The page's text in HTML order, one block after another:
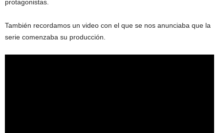
protagonistas.
También recordamos un video con el que se nos anunciaba que la
serie comenzaba su producción.